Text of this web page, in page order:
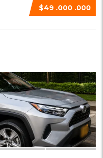
$49 .000 .000